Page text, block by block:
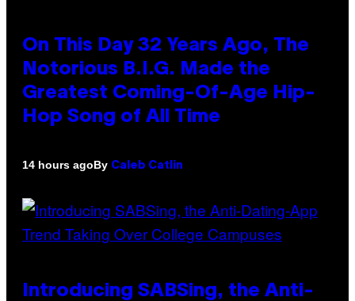
On This Day 32 Years Ago, The
Notorious B.I.G. Made the
Greatest Coming-Of-Age Hip-
Hop Song of All Time
14 hours agoBy Caleb Catlin
Introducing SABSing, the Anti-